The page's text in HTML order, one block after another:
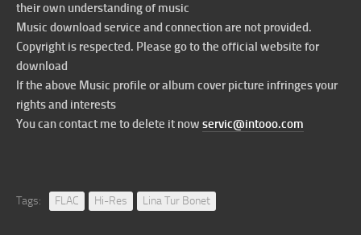
their own understanding of music
Music download service and connection are not provided.
Copyright is respected. Please go to the official website for
download
If the above Music profile or album cover picture infringes your
rights and interests
You can contact me to delete it now servic@intooo.com
Tags: FLAC Hi-Res Lina Tur Bonet